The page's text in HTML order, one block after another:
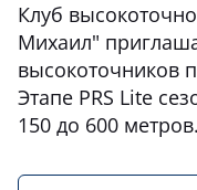
Клуб
Михаил"
высокоточников
Этапе PRS Lite
150 до 600 метров.